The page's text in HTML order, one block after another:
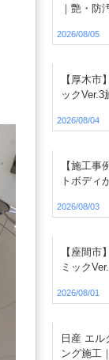
｜艶・防
2026/08/05
【厚木市
ック
2026/08/04
【施工
トボディ
2026/08/03
【座間
ミック
2026/08/01
日産 エル
ング施工